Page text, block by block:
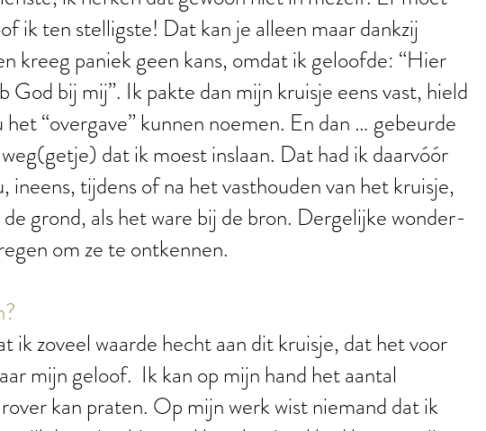
ik ten stelligste! Dat kan je alleen maar dankzij
kreeg paniek geen kans, omdat ik geloofde: “Hier
bij mij”. Ik pakte dan mijn kruisje eens vast, hield
“overgave” kunnen noemen. En dan … gebeurde
dat ik moest inslaan. Dat had ik daarvóór
ineens, tijdens of na het vasthouden van het kruisje,
grond, als het ware bij de bron. Dergelijke wonder-
om ze te ontkennen.
ik zoveel waarde hecht aan dit kruisje, dat het voor
mijn geloof. Ik kan op mijn hand het aantal
kan praten. Op mijn werk wist niemand dat ik